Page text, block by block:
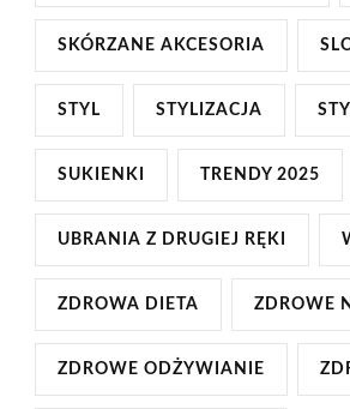
SKÓRZANE AKCESORIA
STYL STYLIZACJA
SUKIENKI TRENDY 2025
UBRANIA Z DRUGIEJ RĘKI
ZDROWA DIETA ZDROWE
ZDROWE ODŻYWIANIE